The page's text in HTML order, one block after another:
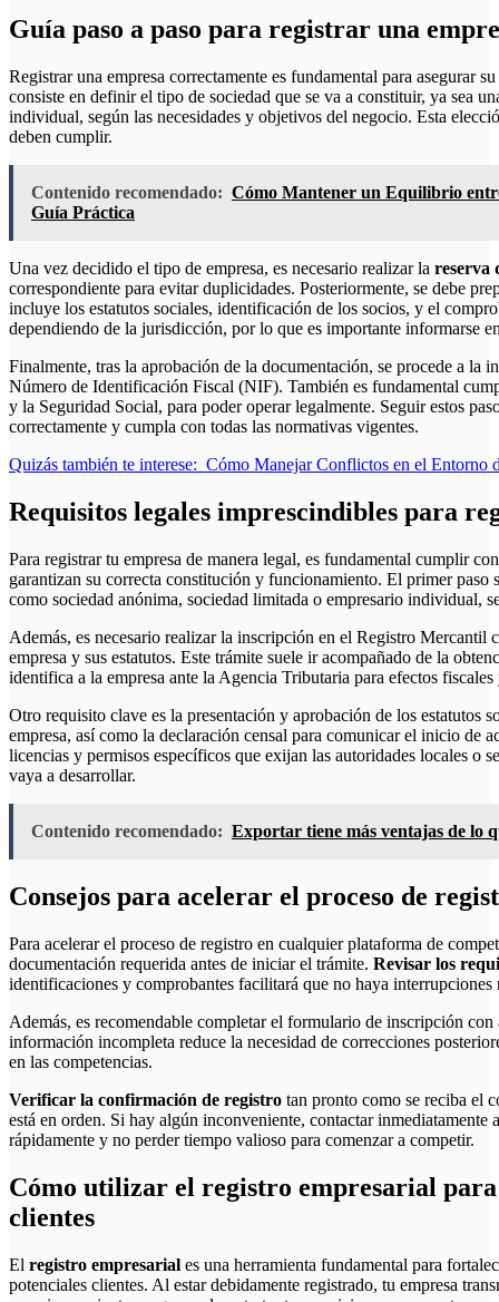
Guía paso a paso para registrar una
Registrar una empresa correctamente es fundamental para asegurar
consiste en definir el tipo de sociedad que se va a constituir, ya sea
individual, según las necesidades y objetivos del negocio. Esta
deben cumplir.
Contenido recomendado: Cómo Mantener un Equilibrio
Guía Práctica
Una vez decidido el tipo de empresa, es necesario realizar la reserva
correspondiente para evitar duplicidades. Posteriormente, se debe
incluye los estatutos sociales, identificación de los socios, y el
dependiendo de la jurisdicción, por lo que es importante informarse
Finalmente, tras la aprobación de la documentación, se procede a
Número de Identificación Fiscal (NIF). También es fundamental
y la Seguridad Social, para poder operar legalmente. Seguir estos
correctamente y cumpla con todas las normativas vigentes.
Quizás también te interese: Cómo Manejar Conflictos en el Entorno
Requisitos legales imprescindibles para
Para registrar tu empresa de manera legal, es fundamental cumplir
garantizan su correcta constitución y funcionamiento. El primer paso
como sociedad anónima, sociedad limitada o empresario individual,
Además, es necesario realizar la inscripción en el Registro Mercantil
empresa y sus estatutos. Este trámite suele ir acompañado de la
identifica a la empresa ante la Agencia Tributaria para efectos
Otro requisito clave es la presentación y aprobación de los estatutos
empresa, así como la declaración censal para comunicar el inicio de
licencias y permisos específicos que exijan las autoridades locales o
vaya a desarrollar.
Contenido recomendado: Exportar tiene más ventajas de lo
Consejos para acelerar el proceso de
Para acelerar el proceso de registro en cualquier plataforma de
documentación requerida antes de iniciar el trámite. Revisar los
identificaciones y comprobantes facilitará que no haya interrupciones
Además, es recomendable completar el formulario de inscripción
información incompleta reduce la necesidad de correcciones
en las competencias.
Verificar la confirmación de registro tan pronto como se reciba el
está en orden. Si hay algún inconveniente, contactar
rápidamente y no perder tiempo valioso para comenzar a competir.
Cómo utilizar el registro empresarial
clientes
El registro empresarial es una herramienta fundamental para
potenciales clientes. Al estar debidamente registrado, tu empresa